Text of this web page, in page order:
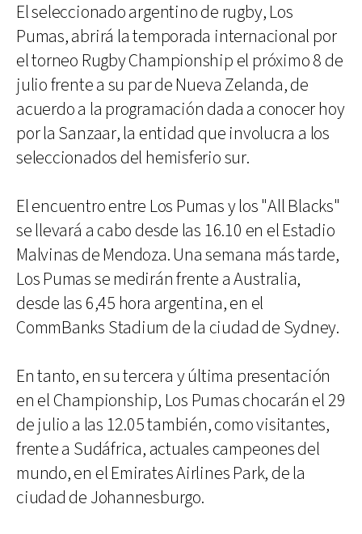
El seleccionado argentino de rugby, Los
Pumas, abrirá la temporada internacional por
el torneo Rugby Championship el próximo 8 de
julio frente a su par de Nueva Zelanda, de
acuerdo a la programación dada a conocer hoy
por la Sanzaar, la entidad que involucra a los
seleccionados del hemisferio sur.
El encuentro entre Los Pumas y los "All Blacks"
se llevará a cabo desde las 16.10 en el Estadio
Malvinas de Mendoza. Una semana más tarde,
Los Pumas se medirán frente a Australia,
desde las 6,45 hora argentina, en el
CommBanks Stadium de la ciudad de Sydney.
En tanto, en su tercera y última presentación
en el Championship, Los Pumas chocarán el 29
de julio a las 12.05 también, como visitantes,
frente a Sudáfrica, actuales campeones del
mundo, en el Emirates Airlines Park, de la
ciudad de Johannesburgo.